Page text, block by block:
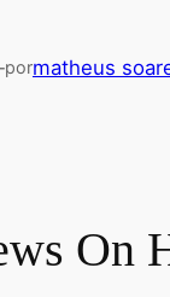
pormatheus
On